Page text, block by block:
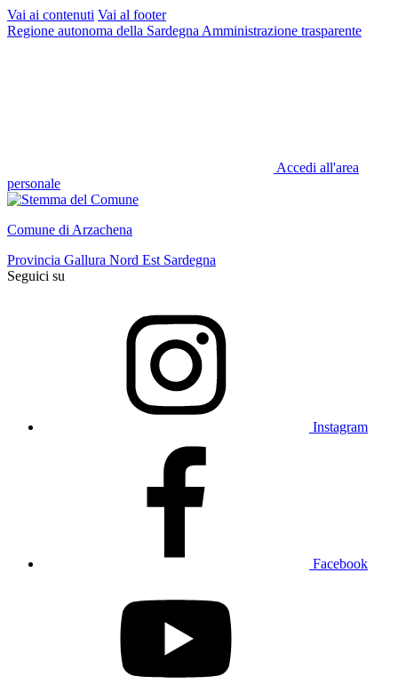
Vai ai contenuti Vai al footer
Regione autonoma della Sardegna Amministrazione trasparente
Accedi all'area
personale
Comune di Arzachena
Provincia Gallura Nord Est Sardegna
Seguici su
Instagram
Facebook